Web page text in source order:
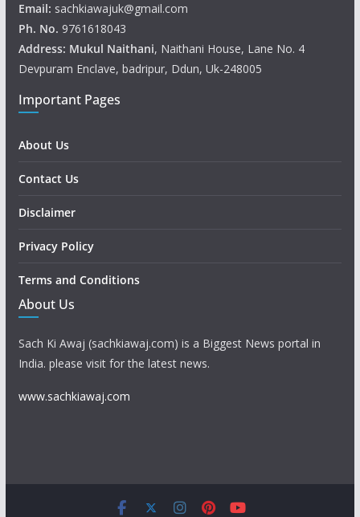
Email: sachkiawajuk@gmail.com
Ph. No. 9761618043
Address: Mukul Naithani, Naithani House, Lane No. 4
Devpuram Enclave, badripur, Ddun, Uk-248005
Important Pages
About Us
Contact Us
Disclaimer
Privacy Policy
Terms and Conditions
About Us
Sach Ki Awaj (sachkiawaj.com) is a Biggest News portal in
India. please visit for the latest news.
www.sachkiawaj.com